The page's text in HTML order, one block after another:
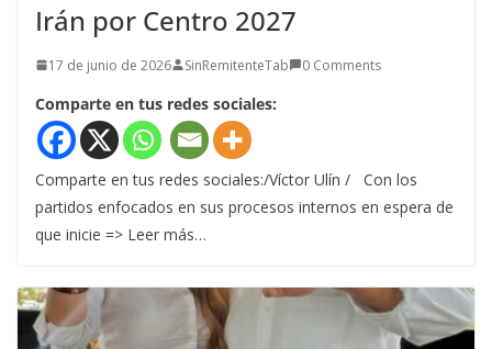
Irán por Centro 2027
17 de junio de 2026 SinRemitenteTab 0 Comments
Comparte en tus redes sociales:
Comparte en tus redes sociales:/Víctor Ulín / Con los
partidos enfocados en sus procesos internos en espera de
que inicie => Leer más…